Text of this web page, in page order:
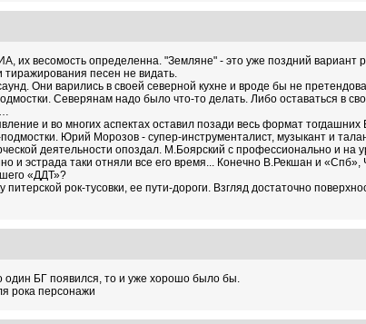
их весомость определенна. "Земляне" - это уже поздний
песен не видать.
Они варились в своей северной кухне и вроде бы не
Северянам надо было что-то делать. Либо оставаться в
и во многих аспектах оставил позади весь формат
Юрий Морозов - супер-инструменталист, музыкант и
деятельности опоздал. М.Боярский с профессионально и на
и эстрада таки отняли все его время... Конечно В.Рекшан и
«ДДТ»?
рок-тусовки, ее пути-дороги. Взгляд достаточно
один БГ появился, то и уже хорошо было бы.
рока персонажи